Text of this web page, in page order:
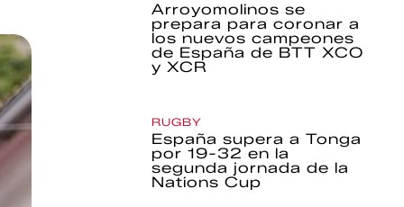
Arroyomolinos se
prepara para coronar a
los nuevos campeones
de España de BTT XCO
y XCR
RUGBY
España supera a Tonga
por 19-32 en la
segunda jornada de la
Nations Cup